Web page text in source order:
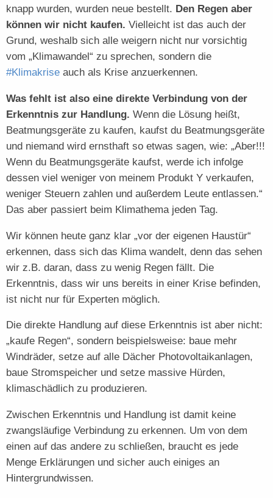
knapp wurden, wurden neue bestellt. Den Regen aber
können wir nicht kaufen. Vielleicht ist das auch der
Grund, weshalb sich alle weigern nicht nur vorsichtig
vom „Klimawandel“ zu sprechen, sondern die
#Klimakrise auch als Krise anzuerkennen.
Was fehlt ist also eine direkte Verbindung von der
Erkenntnis zur Handlung. Wenn die Lösung heißt,
Beatmungsgeräte zu kaufen, kaufst du Beatmungsgeräte
und niemand wird ernsthaft so etwas sagen, wie: „Aber!!!
Wenn du Beatmungsgeräte kaufst, werde ich infolge
dessen viel weniger von meinem Produkt Y verkaufen,
weniger Steuern zahlen und außerdem Leute entlassen.“
Das aber passiert beim Klimathema jeden Tag.
Wir können heute ganz klar „vor der eigenen Haustür“
erkennen, dass sich das Klima wandelt, denn das sehen
wir z.B. daran, dass zu wenig Regen fällt. Die
Erkenntnis, dass wir uns bereits in einer Krise befinden,
ist nicht nur für Experten möglich.
Die direkte Handlung auf diese Erkenntnis ist aber nicht:
„kaufe Regen“, sondern beispielsweise: baue mehr
Windräder, setze auf alle Dächer Photovoltaikanlagen,
baue Stromspeicher und setze massive Hürden,
klimaschädlich zu produzieren.
Zwischen Erkenntnis und Handlung ist damit keine
zwangsläufige Verbindung zu erkennen. Um von dem
einen auf das andere zu schließen, braucht es jede
Menge Erklärungen und sicher auch einiges an
Hintergrundwissen.